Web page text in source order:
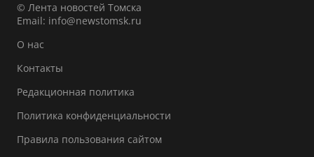
© Лента новостей Томска
Email: info@newstomsk.ru
О нас
Контакты
Редакционная политика
Политика конфиденциальности
Правила пользования сайтом